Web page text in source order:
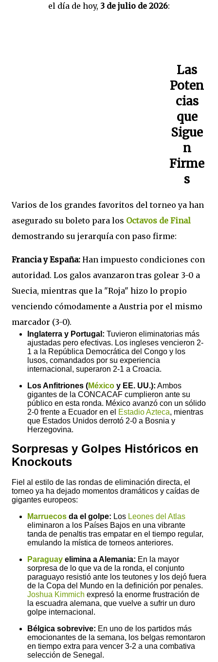
el día de hoy, 3 de julio de 2026:
Las
Poten
cias
que
Sigue
n
Firme
s
Varios de los grandes favoritos del torneo ya han
asegurado su boleto para los Octavos de Final
demostrando su jerarquía con paso firme:
Francia y España: Han impuesto condiciones con
autoridad. Los galos avanzaron tras golear 3-0 a
Suecia, mientras que la "Roja" hizo lo propio
venciendo cómodamente a Austria por el mismo
marcador (3-0).
Inglaterra y Portugal: Tuvieron eliminatorias más
ajustadas pero efectivas. Los ingleses vencieron 2-
1 a la República Democrática del Congo y los
lusos, comandados por su experiencia
internacional, superaron 2-1 a Croacia.
Los Anfitriones (México y EE. UU.): Ambos
gigantes de la CONCACAF cumplieron ante su
público en esta ronda. México avanzó con un sólido
2-0 frente a Ecuador en el Estadio Azteca, mientras
que Estados Unidos derrotó 2-0 a Bosnia y
Herzegovina.
Sorpresas y Golpes Históricos en
Knockouts
Fiel al estilo de las rondas de eliminación directa, el
torneo ya ha dejado momentos dramáticos y caídas de
gigantes europeos:
Marruecos da el golpe: Los Leones del Atlas
eliminaron a los Países Bajos en una vibrante
tanda de penaltis tras empatar en el tiempo regular,
emulando la mística de torneos anteriores.
Paraguay elimina a Alemania: En la mayor
sorpresa de lo que va de la ronda, el conjunto
paraguayo resistió ante los teutones y los dejó fuera
de la Copa del Mundo en la definición por penales.
Joshua Kimmich expresó la enorme frustración de
la escuadra alemana, que vuelve a sufrir un duro
golpe internacional.
Bélgica sobrevive: En uno de los partidos más
emocionantes de la semana, los belgas remontaron
en tiempo extra para vencer 3-2 a una combativa
selección de Senegal.